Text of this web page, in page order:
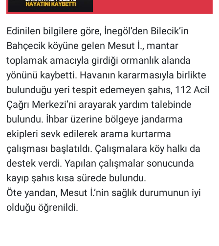
Edinilen bilgilere göre, İnegöl’den Bilecik’in
Bahçecik köyüne gelen Mesut İ., mantar
toplamak amacıyla girdiği ormanlık alanda
yönünü kaybetti. Havanın kararmasıyla birlikte
bulunduğu yeri tespit edemeyen şahıs, 112 Acil
Çağrı Merkezi’ni arayarak yardım talebinde
bulundu. İhbar üzerine bölgeye jandarma
ekipleri sevk edilerek arama kurtarma
çalışması başlatıldı. Çalışmalara köy halkı da
destek verdi. Yapılan çalışmalar sonucunda
kayıp şahıs kısa sürede bulundu.
Öte yandan, Mesut İ.’nin sağlık durumunun iyi
olduğu öğrenildi.